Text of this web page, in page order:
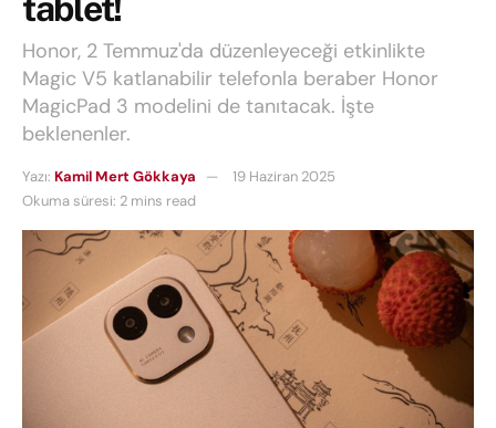
tablet!
Honor, 2 Temmuz'da düzenleyeceği etkinlikte
Magic V5 katlanabilir telefonla beraber Honor
MagicPad 3 modelini de tanıtacak. İşte
beklenenler.
Yazı: Kamil Mert Gökkaya
19 Haziran 2025
Okuma süresi: 2 mins read